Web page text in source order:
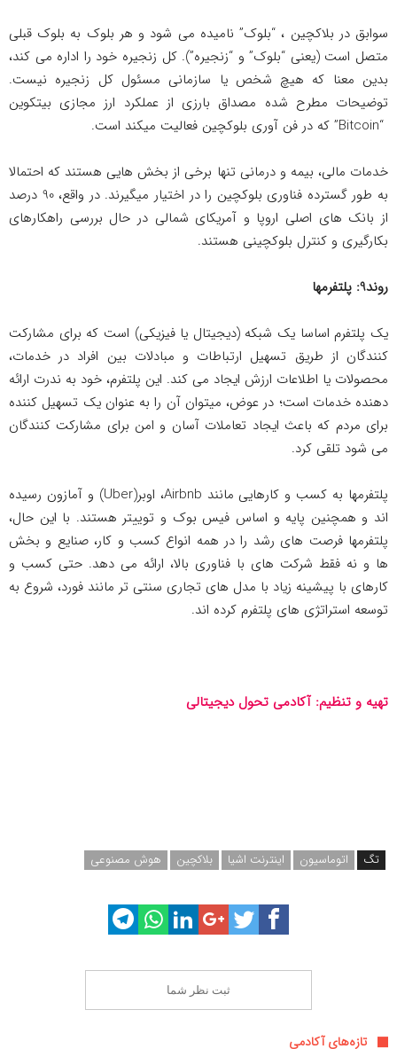
سوابق در بلاکچین ، “بلوک” نامیده می شود و هر بلوک به بلوک قبلی
متصل است (یعنی “بلوک” و “زنجیره”). کل زنجیره خود را اداره می کند،
بدین معنا که هیچ شخص یا سازمانی مسئول کل زنجیره نیست.
توضیحات مطرح شده مصداق بارزی از عملکرد ارز مجازی بیتکوین
“Bitcoin” که در فن آوری بلوکچین فعالیت می­کند است.
خدمات مالی، بیمه و درمانی تنها برخی از بخش هایی هستند که احتمالا
به طور گسترده فناوری بلوکچین را در اختیار می­گیرند. در واقع، 90 درصد
از بانک های اصلی اروپا و آمریکای شمالی در حال بررسی راهکارهای
بکارگیری و کنترل بلوکچینی هستند.
روند9: پلتفرم­ها
یک پلتفرم اساسا یک شبکه (دیجیتال یا فیزیکی) است که برای مشارکت
کنندگان از طریق تسهیل ارتباطات و مبادلات بین افراد در خدمات،
محصولات یا اطلاعات ارزش ایجاد می کند. این پلتفرم، خود به ندرت ارائه
دهنده خدمات است؛ در عوض، می­توان آن را به عنوان یک تسهیل کننده
برای مردم که باعث ایجاد تعاملات آسان و امن برای مشارکت کنندگان
می شود تلقی کرد.
پلتفرم­ها به کسب و کارهایی مانند Airbnb، اوبر(Uber) و آمازون رسیده
اند و همچنین پایه و اساس فیس بوک و توییتر هستند. با این حال،
پلتفرم­ها فرصت های رشد را در همه انواع کسب و کار، صنایع و بخش
ها و نه فقط شرکت های با فناوری بالا، ارائه می دهد. حتی کسب و
کارهای با پیشینه زیاد با مدل های تجاری سنتی تر مانند فورد، شروع به
توسعه استراتژی های پلتفرم کرده اند.
تهیه و تنظیم: آکادمی تحول دیجیتالی
تگ اتوماسیون اینترنت اشیا بلاکچین هوش مصنوعی
ثبت نظر شما
تازه‌های آکادمی